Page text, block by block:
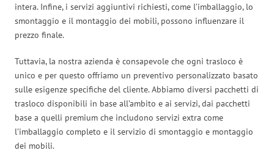
intera. Infine, i servizi aggiuntivi richiesti, come l’imballaggio, lo
smontaggio e il montaggio dei mobili, possono influenzare il
prezzo finale.
Tuttavia, la nostra azienda è consapevole che ogni trasloco è
unico e per questo offriamo un preventivo personalizzato basato
sulle esigenze specifiche del cliente. Abbiamo diversi pacchetti di
trasloco disponibili in base all’ambito e ai servizi, dai pacchetti
base a quelli premium che includono servizi extra come
l’imballaggio completo e il servizio di smontaggio e montaggio
dei mobili.